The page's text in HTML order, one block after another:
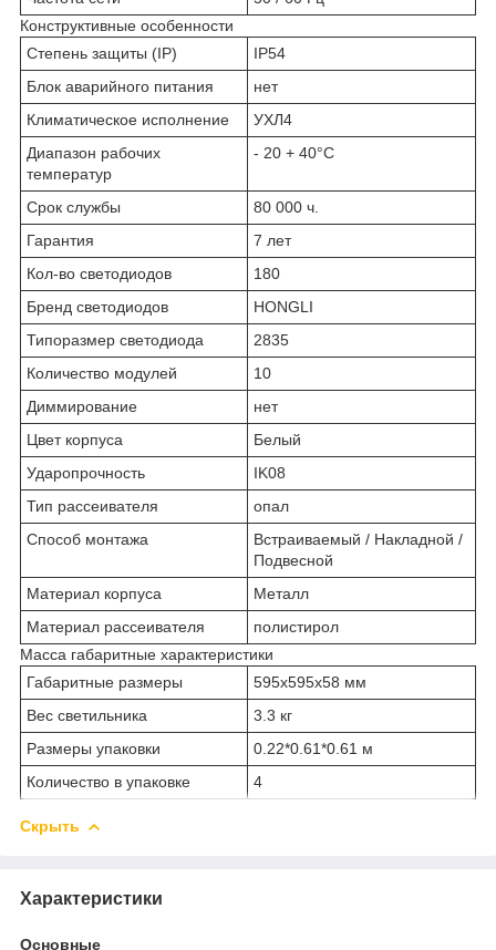
Конструктивные особенности
Степень защиты (IP)
IP54
Блок аварийного питания
нет
Климатическое исполнение
УХЛ4
Диапазон рабочих
температур
- 20 + 40°C
Срок службы
80 000 ч.
Гарантия
7 лет
Кол-во светодиодов
180
Бренд светодиодов
HONGLI
Типоразмер светодиода
2835
Количество модулей
10
Диммирование
нет
Цвет корпуса
Белый
Ударопрочность
IK08
Тип рассеивателя
опал
Способ монтажа
Встраиваемый / Накладной /
Подвесной
Материал корпуса
Металл
Материал рассеивателя
полистирол
Масса габаритные характеристики
Габаритные размеры
595х595х58 мм
Вес светильника
3.3 кг
Размеры упаковки
0.22*0.61*0.61 м
Количество в упаковке
4
Скрыть
Характеристики
Основные